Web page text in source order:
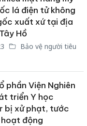
lá điện tử không
xuất xứ tại địa
Hồ
Bảo vệ người tiêu
phần Viện Nghiên
triển Y học
bị xử phạt, tước
động